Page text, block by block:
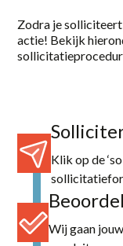
Zodra je
actie! Bekijk
Klik op de
Wij gaan
Productie